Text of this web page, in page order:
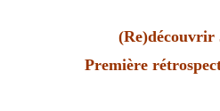
(Re)découvrir
Première